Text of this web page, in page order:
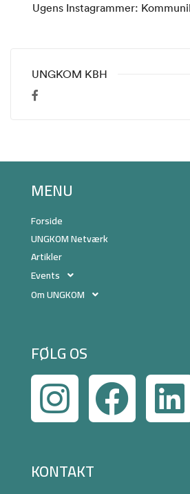
Ugens Instagrammer:
UNGKOM KBH
MENU
Forside
UNGKOM Netværk
Artikler
Events
Om UNGKOM
FØLG OS
KONTAKT